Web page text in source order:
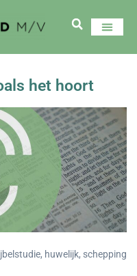
het hoort
, huwelijk, schepping